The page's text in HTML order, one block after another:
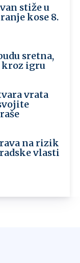
stiže u
kose 8.
sretna,
kroz igru
vrata
na rizik
vlasti